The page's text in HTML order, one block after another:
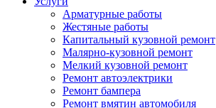
Арматурные работы
Жестяные работы
Капитальный кузовной ремонт
Малярно-кузовной ремонт
Мелкий кузовной ремонт
Ремонт автоэлектрики
Ремонт бампера
Ремонт вмятин автомобиля